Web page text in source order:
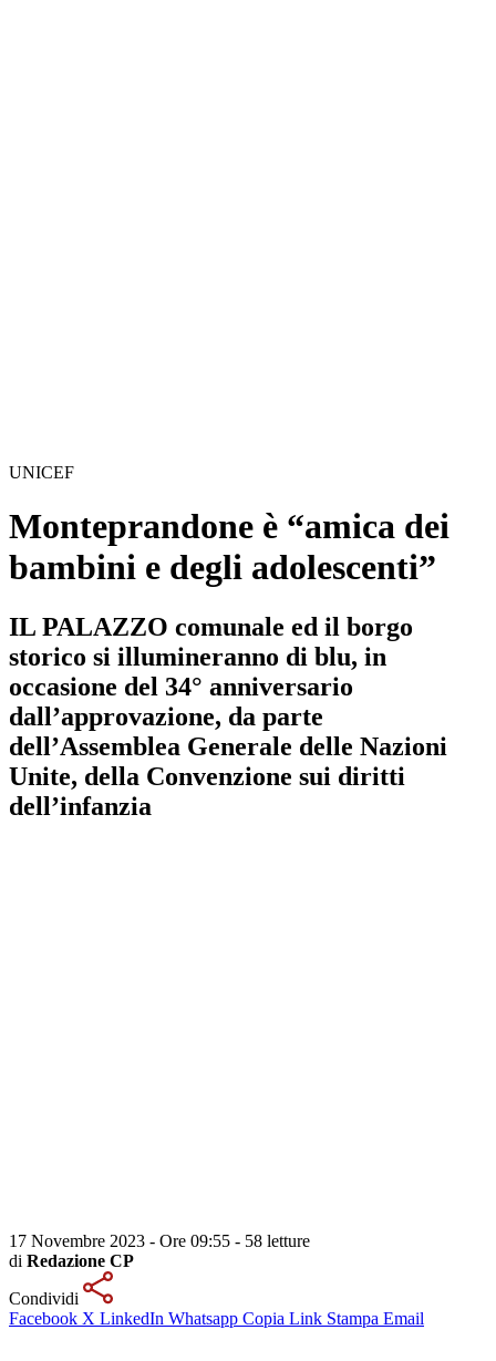
UNICEF
Monteprandone è “amica dei
bambini e degli adolescenti”
IL PALAZZO comunale ed il borgo
storico si illumineranno di blu, in
occasione del 34° anniversario
dall’approvazione, da parte
dell’Assemblea Generale delle Nazioni
Unite, della Convenzione sui diritti
dell’infanzia
17 Novembre 2023 - Ore 09:55 - 58 letture
di Redazione CP
Condividi
Facebook X LinkedIn Whatsapp Copia Link Stampa Email